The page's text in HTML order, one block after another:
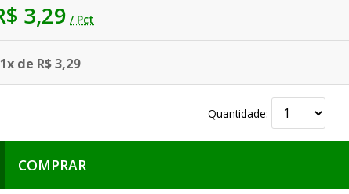
3,29 / Pct
1x de R$ 3,29
Quantidade:
COMPRAR